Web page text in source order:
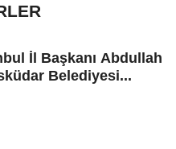
İl Başkanı Abdullah
Belediyesi...